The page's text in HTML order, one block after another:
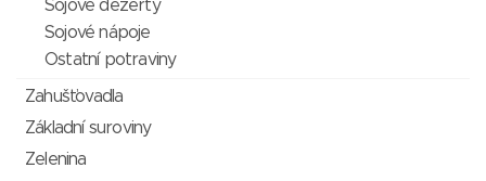
Sojové dezerty
Sojové nápoje
Ostatní potraviny
Zahušťovadla
Základní suroviny
Zelenina